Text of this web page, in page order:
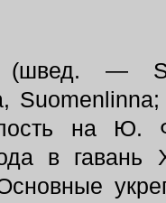
—
на Ю.
в гавань